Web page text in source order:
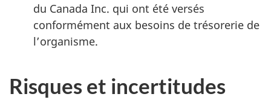
du Canada Inc. qui ont été versés
conformément aux besoins de trésorerie de
l’organisme.
Risques et incertitudes